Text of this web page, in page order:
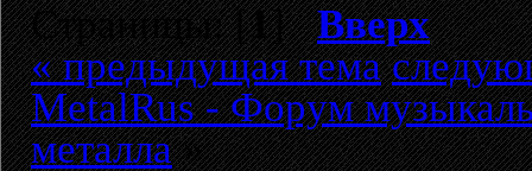
Страницы: [1]Вверх
« предыдущая тема
MetalRus - Форум
металла»